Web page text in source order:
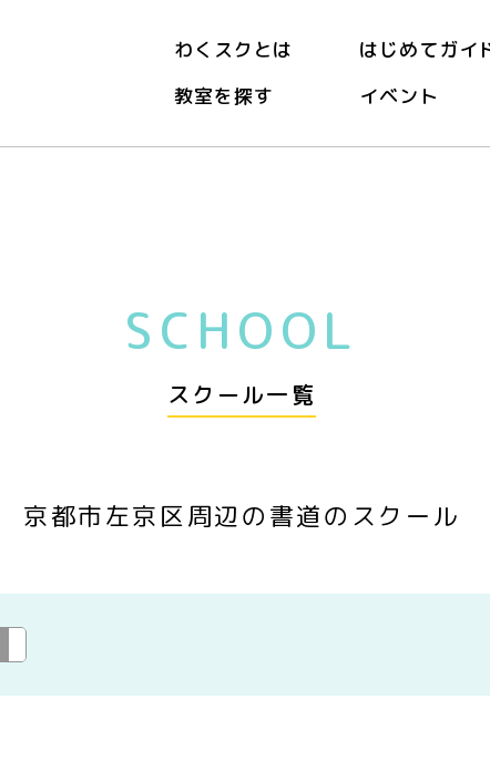
わくスクとは
はじめてガイ
教室を探す
イベント
SCHOOL
スクール一覧
京都市左京区周辺の書道のスクール